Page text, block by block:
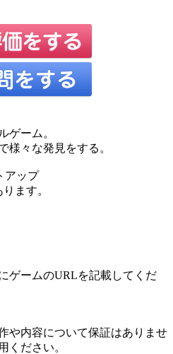
ゲーム。
様々な発見をする。
アップ
ます。
ゲームのURLを記載してくだ
や内容について保証はありませ
ください。